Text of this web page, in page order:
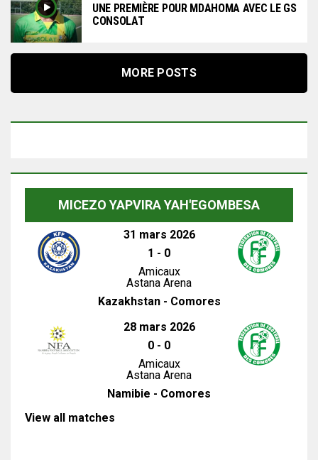
UNE PREMIÈRE POUR MDAHOMA AVEC LE GS
CONSOLAT
MORE POSTS
MICEZO YAPVIRA YAH'EGOMBESA
31 mars 2026
1 - 0
Amicaux
Astana Arena
Kazakhstan - Comores
28 mars 2026
0 - 0
Amicaux
Astana Arena
Namibie - Comores
View all matches